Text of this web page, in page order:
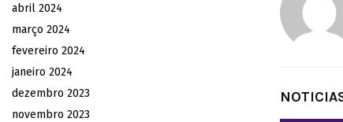
abril 2024
março 2024
fevereiro 2024
janeiro 2024
dezembro 2023
novembro 2023